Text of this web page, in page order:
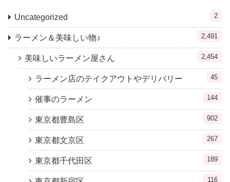
Uncategorized 2
ラーメン＆美味しい物♪ 2,491
美味しいラーメン屋さん 2,454
ラーメン店のテイクアウトやデリバリー 45
催事のラーメン 144
東京都豊島区 902
東京都文京区 267
東京都千代田区 189
116